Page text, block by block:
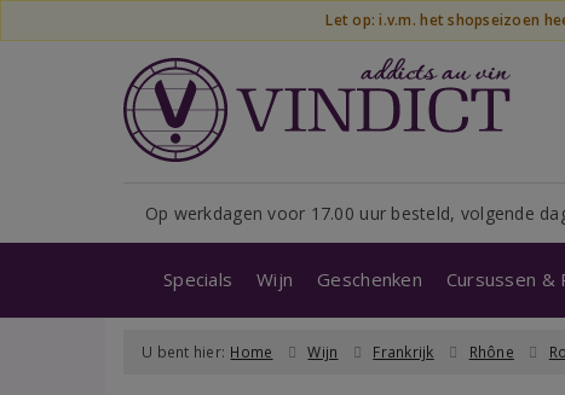
Let op: i.v.m. het shopseizoen
Op werkdagen voor 17.00 uur besteld, volgende
Specials Wijn Geschenken Cursussen &
U bent hier: Home Wijn Frankrijk Rhône